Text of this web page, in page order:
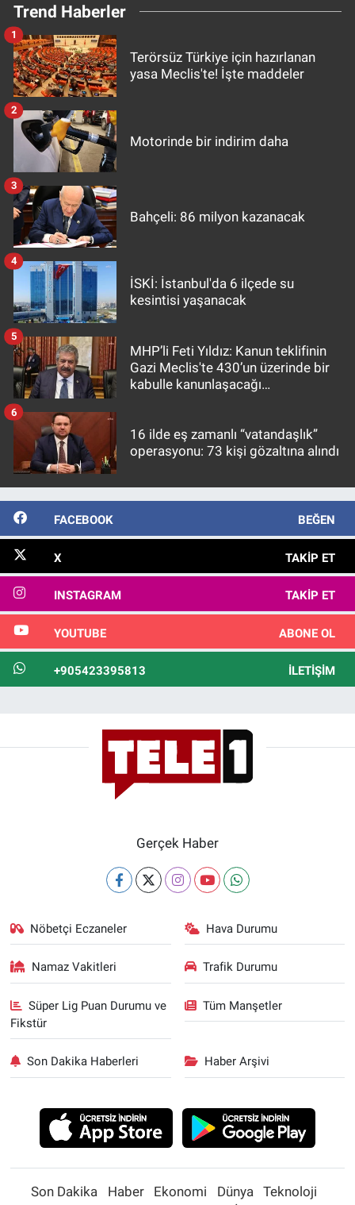
Trend Haberler
Terörsüz Türkiye için hazırlanan
yasa Meclis'te! İşte maddeler
1
Motorinde bir indirim daha
2
Bahçeli: 86 milyon kazanacak
3
İSKİ: İstanbul'da 6 ilçede su
kesintisi yaşanacak
4
MHP’li Feti Yıldız: Kanun teklifinin
Gazi Meclis'te 430’un üzerinde bir
kabulle kanunlaşacağı
5
16 ilde eş zamanlı “vatandaşlık”
operasyonu: 73 kişi gözaltına alındı
6
FACEBOOK BEĞEN
X TAKIP ET
INSTAGRAM TAKIP ET
YOUTUBE ABONE OL
+905423395813 İLETIŞIM
Gerçek Haber
Nöbetçi Eczaneler Hava Durumu
Namaz Vakitleri Trafik Durumu
Süper Lig Puan Durumu ve
Fikstür
Tüm Manşetler
Son Dakika Haberleri Haber Arşivi
Son Dakika Haber Ekonomi Dünya
Teknoloji